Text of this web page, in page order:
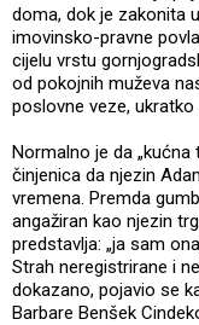
doma, dok je zakonita
imovinsko-pravne
cijelu vrstu
od pokojnih muževa
poslovne veze,
Normalno je da
činjenica da njezin
vremena. Premda
angažiran kao njezin
predstavlja: „ja sam
Strah neregistrirane i
dokazano, pojavio se
Barbare Benšek